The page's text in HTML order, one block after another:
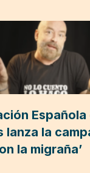
Española
lanza la
la migraña’